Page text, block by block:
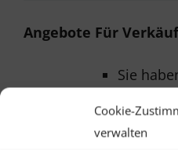
Cookie-
verwalten
Angebote Für
Sie
Fonds